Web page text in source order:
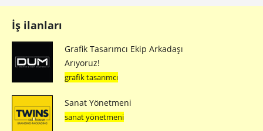
İş ilanları
Grafik Tasarımcı Ekip Arkadaşı
Arıyoruz!
grafik tasarımcı
Sanat Yönetmeni
sanat yönetmeni